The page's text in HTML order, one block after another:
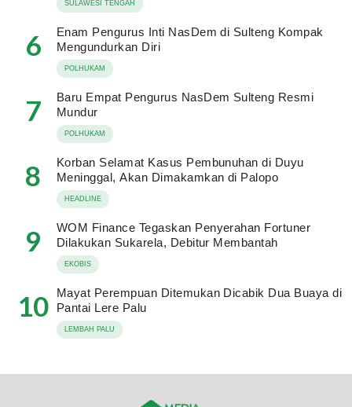
SULAWESI TENGAH
6
Enam Pengurus Inti NasDem di Sulteng Kompak
Mengundurkan Diri
POLHUKAM
7
Baru Empat Pengurus NasDem Sulteng Resmi
Mundur
POLHUKAM
8
Korban Selamat Kasus Pembunuhan di Duyu
Meninggal, Akan Dimakamkan di Palopo
HEADLINE
9
WOM Finance Tegaskan Penyerahan Fortuner
Dilakukan Sukarela, Debitur Membantah
EKOBIS
10
Mayat Perempuan Ditemukan Dicabik Dua Buaya di
Pantai Lere Palu
LEMBAH PALU